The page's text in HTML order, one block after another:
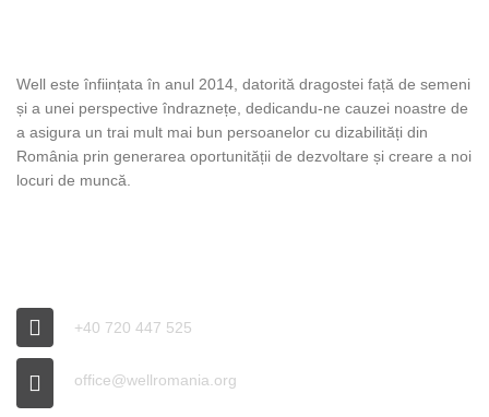
Well este înființata în anul 2014, datorită dragostei față de semeni
și a unei perspective îndraznețe, dedicandu-ne cauzei noastre de
a asigura un trai mult mai bun persoanelor cu dizabilități din
România prin generarea oportunității de dezvoltare și creare a noi
locuri de muncă.
+40 720 447 525
office@wellromania.org